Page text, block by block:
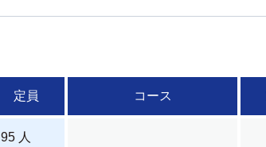
定員 コース
95 人